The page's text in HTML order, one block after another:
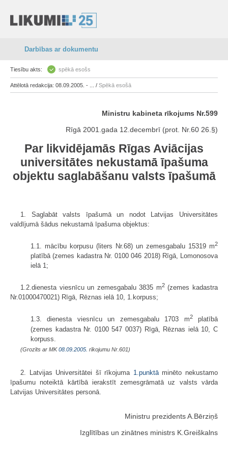
Darbības ar dokumentu
Tiesību akts: spēkā esošs
Attēlotā redakcija: 08.09.2005. - ... / Spēkā esošā
Ministru kabineta rīkojums Nr.599
Rīgā 2001.gada 12.decembrī (prot. Nr.60 26.§)
Par likvidējamās Rīgas Aviācijas
universitātes nekustamā īpašuma
objektu saglabāšanu valsts īpašumā
1. Saglabāt valsts īpašumā un nodot Latvijas Universitātes
valdījumā šādus nekustamā īpašuma objektus:
1.1. mācību korpusu (liters Nr.68) un zemesgabalu 15319 m2
platībā (zemes kadastra Nr. 0100 046 2018) Rīgā, Lomonosova
ielā 1;
1.2.dienesta viesnīcu un zemesgabalu 3835 m2(zemes kadastra
Nr.01000470021) Rīgā, Rēznas ielā 10, 1.korpuss;
1.3. dienesta viesnīcu un zemesgabalu 1703 m2platībā
(zemes kadastra Nr. 0100 547 0037) Rīgā, Rēznas ielā 10, C
korpuss.
(Grozīts ar MK08.09.2005. rīkojumu Nr.601)
2. Latvijas Universitātei šī rīkojuma 1.punktāminēto nekustamo
īpašumu noteiktā kārtībā ierakstīt zemesgrāmatā uz valsts vārda
Latvijas Universitātes personā.
Ministru prezidents A.Bērziņš
Izglītības un zinātnes ministrs K.Greiškalns